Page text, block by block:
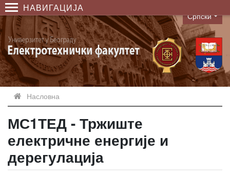
НАВИГАЦИЈА
Language
Српски
Насловна
МС1ТЕД - Тржиште
електричне енергије и
дерегулација